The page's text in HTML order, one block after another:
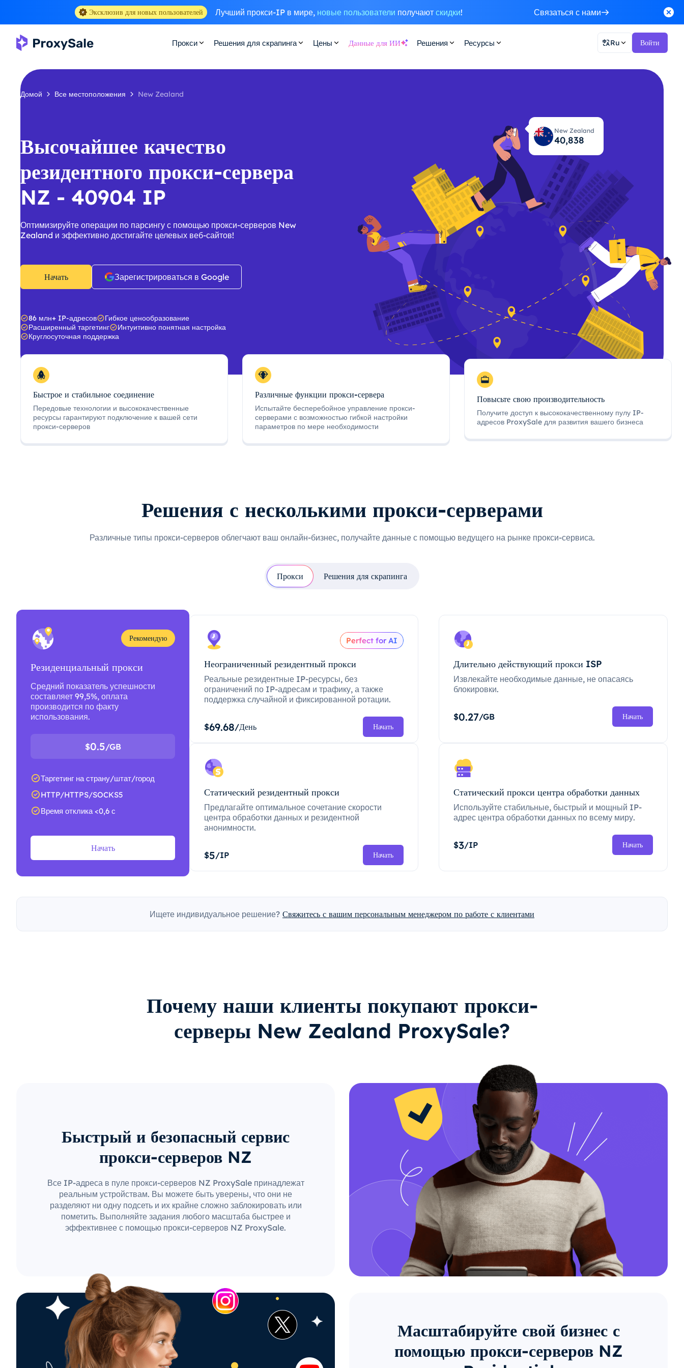
Эксклюзив для новых пользователей Лучший прокси-IP в мире, новые пользователи получают скидки! Связаться с нами
Прокси Решения для скрапинга Цены Данные для ИИ Решения Ресурсы Ru Войти
Домой Все местоположения New Zealand
Высочайшее качество
резидентного прокси-сервера
NZ - 40904 IP
Оптимизируйте операции по парсингу с помощью прокси-серверов New
Zealand и эффективно достигайте целевых веб-сайтов!
Начать Зарегистрироваться в Google
86 млн+ IP-адресов
Гибкое ценообразование
Расширенный таргетинг
Интуитивно понятная настройка
Круглосуточная поддержка
New Zealand
40,904
Быстрое и стабильное соединение
Передовые технологии и высококачественные
ресурсы гарантируют подключение к вашей сети
прокси-серверов
Различные функции прокси-сервера
Испытайте бесперебойное управление прокси-
серверами с возможностью гибкой настройки
параметров по мере необходимости
Повысьте свою производительность
Получите доступ к высококачественному пулу IP-
адресов ProxySale для развития вашего бизнеса
Решения с несколькими прокси-серверами
Различные типы прокси-серверов облегчают ваш онлайн-бизнес, получайте данные с помощью ведущего на рынке прокси-сервиса.
Прокси Решения для скрапинга
Рекомендую
Резиденциальный прокси
Средний показатель успешности
составляет 99,5%, оплата
производится по факту
использования.
$0.5/GB
Таргетинг на страну/штат/город
HTTP/HTTPS/SOCKS5
Время отклика <0,6 с
Начать
Perfect for AI
Неограниченный резидентный прокси
Реальные резидентные IP-ресурсы, без
ограничений по IP-адресам и трафику, а также
поддержка случайной и фиксированной ротации.
$69.68/День Начать
Длительно действующий прокси ISP
Извлекайте необходимые данные, не опасаясь
блокировки.
$0.27/GB Начать
Статический резидентный прокси
Предлагайте оптимальное сочетание скорости
центра обработки данных и резидентной
анонимности.
$5/IP Начать
Статический прокси центра обработки данных
Используйте стабильные, быстрый и мощный IP-
адрес центра обработки данных по всему миру.
$3/IP Начать
Ищете индивидуальное решение? Свяжитесь с вашим персональным менеджером по работе с клиентами
Почему наши клиенты покупают прокси-
серверы New Zealand ProxySale?
Быстрый и безопасный сервис
прокси-серверов NZ
Все IP-адреса в пуле прокси-серверов NZ ProxySale принадлежат
реальным устройствам. Вы можете быть уверены, что они не
разделяют ни одну подсеть и их крайне сложно заблокировать или
пометить. Выполняйте задания любого масштаба быстрее и
эффективнее с помощью прокси-серверов NZ ProxySale.
Масштабируйте свой бизнес с
помощью прокси-серверов NZ